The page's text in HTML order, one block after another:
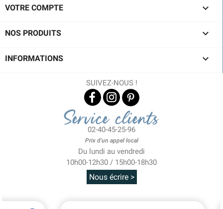
VOTRE COMPTE 
NOS PRODUITS 
INFORMATIONS 
SUIVEZ-NOUS !
Service clients
02-40-45-25-96
Prix d'un appel local
Du lundi au vendredi
10h00-12h30 / 15h00-18h30
Nous écrire >